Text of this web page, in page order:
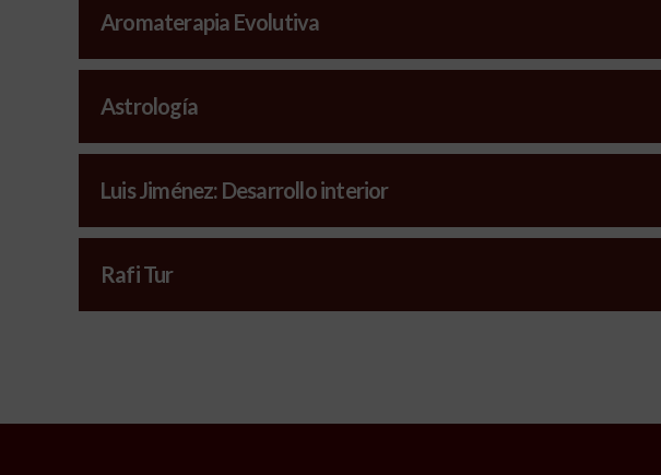
Aromaterapia Evolutiva
Astrología
Luis Jiménez: Desarrollo interior
Rafi Tur